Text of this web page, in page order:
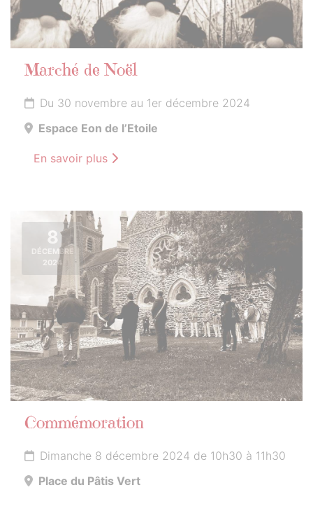
Marché de Noël
Du 30 novembre au 1er décembre 2024
Espace Eon de l’Etoile
En savoir plus
8
DÉCEMBRE
2024
Commémoration
Dimanche 8 décembre 2024 de 10h30 à 11h30
Place du Pâtis Vert